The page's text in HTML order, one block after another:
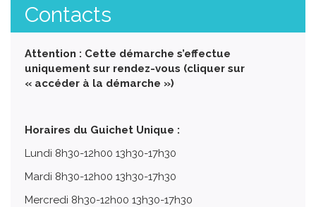
Contacts
Attention : Cette démarche s’effectue
uniquement sur rendez-vous (cliquer sur
« accéder à la démarche »)
Horaires du Guichet Unique :
Lundi 8h30-12h00 13h30-17h30
Mardi 8h30-12h00 13h30-17h30
Mercredi 8h30-12h00 13h30-17h30